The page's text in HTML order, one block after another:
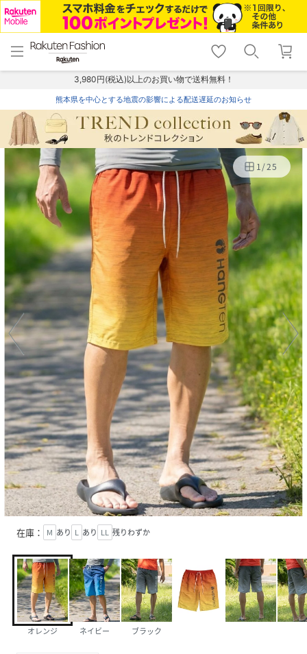
menu home
トップ
shopping_cart lock_outline
ログイン
3,980円(税込)以上のお買い物で送料無料！
熊本県を中心とする地震の影響による配送遅延のお知らせ
1/25
在庫： M あり L あり LL 残りわずか
オレンジ ネイビー ブラック